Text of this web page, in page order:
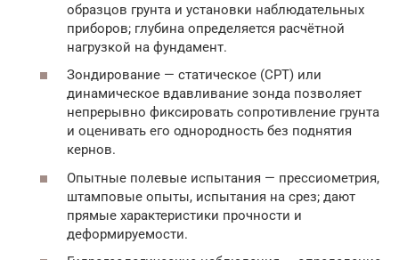
образцов грунта и установки наблюдательных
приборов; глубина определяется расчётной
нагрузкой на фундамент.
Зондирование — статическое (CPT) или
динамическое вдавливание зонда позволяет
непрерывно фиксировать сопротивление грунта
и оценивать его однородность без поднятия
кернов.
Опытные полевые испытания — прессиометрия,
штамповые опыты, испытания на срез; дают
прямые характеристики прочности и
деформируемости.